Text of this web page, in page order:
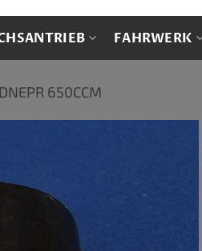
FAHRWERK
DNEPR 650CCM